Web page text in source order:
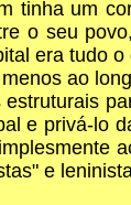
tinha um
o seu
era tudo
ao
e privá-lo
e